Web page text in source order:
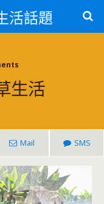
活話題
生活
Mail SMS